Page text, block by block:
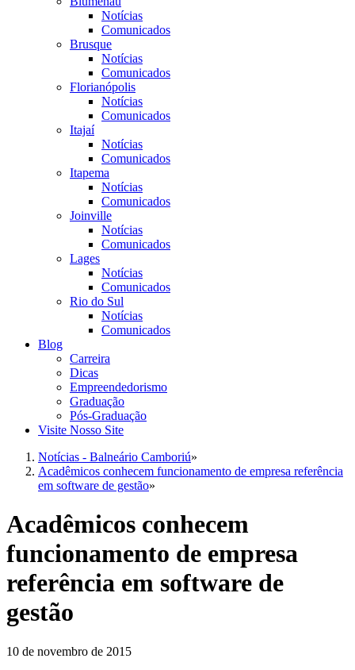
Notícias
Comunicados
Brusque
Notícias
Comunicados
Florianópolis
Notícias
Comunicados
Itajaí
Notícias
Comunicados
Itapema
Notícias
Comunicados
Joinville
Notícias
Comunicados
Lages
Notícias
Comunicados
Rio do Sul
Notícias
Comunicados
Blog
Carreira
Dicas
Empreendedorismo
Graduação
Pós-Graduação
Visite Nosso Site
Notícias - Balneário Camboriú»
Acadêmicos conhecem funcionamento de empresa referência
em software de gestão»
Acadêmicos conhecem
funcionamento de empresa
referência em software de
gestão
10 de novembro de 2015